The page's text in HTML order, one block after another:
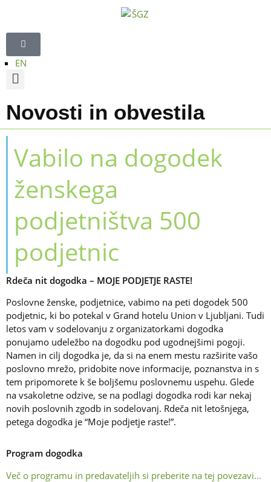
EN
Novosti in obvestila
Vabilo na dogodek
ženskega
podjetništva 500
podjetnic
Rdeča nit dogodka – MOJE PODJETJE RASTE!
Poslovne ženske, podjetnice, vabimo na peti dogodek 500
podjetnic, ki bo potekal v Grand hotelu Union v Ljubljani. Tudi
letos vam v sodelovanju z organizatorkami dogodka
ponujamo udeležbo na dogodku pod ugodnejšimi pogoji.
Namen in cilj dogodka je, da si na enem mestu razširite vašo
poslovno mrežo, pridobite nove informacije, poznanstva in s
tem pripomorete k še boljšemu poslovnemu uspehu. Glede
na vsakoletne odzive, se na podlagi dogodka rodi kar nekaj
novih poslovnih zgodb in sodelovanj. Rdeča nit letošnjega,
petega dogodka je “Moje podjetje raste!”.
Program dogodka
Več o programu in predavateljih si preberite na tej povezavi…